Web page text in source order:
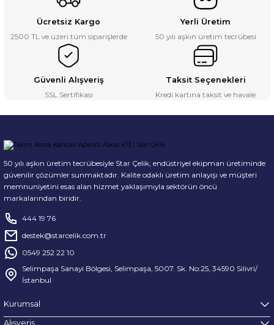
Ücretsiz Kargo
2500 TL ve üzeri tüm siparişlerde
Yerli Üretim
50 yılı aşkın üretim tecrübesi
Güvenli Alışveriş
SSL Sertifikası
Taksit Seçenekleri
Kredi kartına taksit ve havale
50 yılı aşkın üretim tecrübesiyle Star Çelik, endüstriyel ekipman üretiminde
güvenilir çözümler sunmaktadır. Kalite odaklı üretim anlayışı ve müşteri
memnuniyetini esas alan hizmet yaklaşımıyla sektörün öncü
markalarından biridir.
444 19 76
destek@starcelik.com.tr
0549 252 22 10
Selimpaşa Sanayi Bölgesi, Selimpaşa, 5007. Sk. No:25, 34590 Silivri/
İstanbul
Kurumsal
Alışveriş